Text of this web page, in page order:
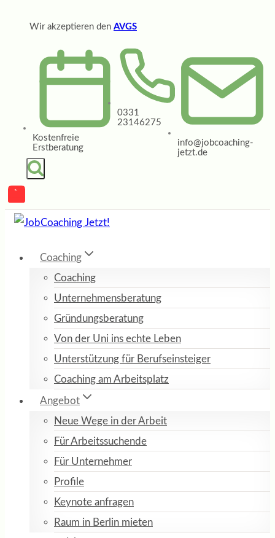
Wir akzeptieren den AVGS
Kostenfreie
Erstberatung
0331
23146275
info@jobcoaching-
jetzt.de
Coaching
Coaching
Unternehmensberatung
Gründungsberatung
Von der Uni ins echte Leben
Unterstützung für Berufseinsteiger
Coaching am Arbeitsplatz
Angebot
Neue Wege in der Arbeit
Für Arbeitssuchende
Für Unternehmer
Profile
Keynote anfragen
Raum in Berlin mieten